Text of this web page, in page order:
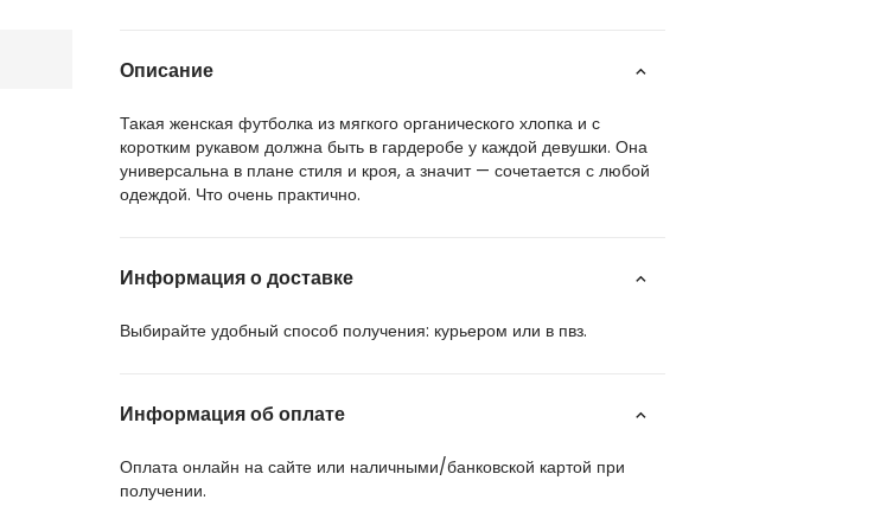
Описание
Такая женская футболка из мягкого органического хлопка и с
коротким рукавом должна быть в гардеробе у каждой девушки. Она
универсальна в плане стиля и кроя, а значит — сочетается с любой
одеждой. Что очень практично.
Информация о доставке
Выбирайте удобный способ получения: курьером или в пвз.
Информация об оплате
Оплата онлайн на сайте или наличными/банковской картой при
получении.